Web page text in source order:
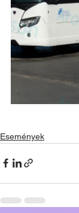
Események